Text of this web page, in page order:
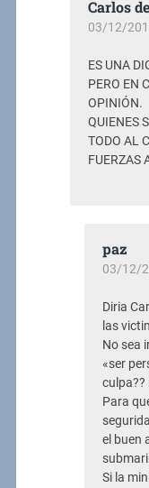
Carlos
03/12/
ES UNA
PERO EN
OPINIÓN.
QUIENES
TODO AL
FUERZAS
paz
03/12/
Diria
las
No sea
«ser
Para
el buen
Si la